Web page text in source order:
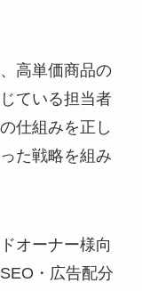
高単価商品の
ている担当者
仕組みを正し
た戦略を組み
オーナー様向
・広告配分